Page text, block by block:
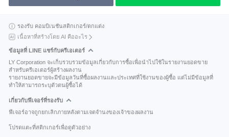
รองรับ คอมบิเนชันสติกเกอร์/ตกแต่ง
เนื้อหาที่สร้างโดย AI คืออะไร
ข้อมูลที่ LINE แชร์กับครีเอเตอร์
LY Corporation จะเก็บรวบรวมข้อมูลเกี่ยวกับการซื้อเพื่อนำไปใช้ในรายงานยอดขาย
สำหรับครีเอเตอร์ผู้สร้างผลงาน
รายงานยอดขายจะมีข้อมูลวันที่ซื้อผลงานและประเทศที่ใช้งานของผู้ซื้อ แต่ไม่มีข้อมูลที่
ทำให้สามารถระบุตัวตนผู้ซื้อได้
เกี่ยวกับฟีเจอร์ที่รองรับ
ฟีเจอร์อาจถูกยกเลิกภายหลังตามเจตจำนงของเจ้าของผลงาน
โปรดแตะที่สติกเกอร์เพื่อดูตัวอย่าง